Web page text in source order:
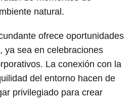
natural.
ofrece oportunidades
ya sea en celebraciones
La conexión con la
del entorno hacen de
privilegiado para crear